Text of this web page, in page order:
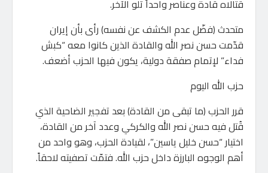
قتالاه قادة وعناصر واحداً تلو الآخر.
متحدث (فضّل عدم الكشف عن نفسه) رأى بأن إيران
قدّمت حسن نصر الله والقادة الذين كانوا معه “كبش
فداء” لإتمام صفقة دولية، يكون فيها الحزب أضعف.
حزب الله اليوم
قرر الحزب (ما تبقى من القادة) بعد تفجير الضاحية الذي
قُتل فيه حسن نصر الله والكركي وعدد آخر من القادة،
اختيار “حسن خليل ياسين”، لقيادة الحزب، وهو واحد من
أهم الوجوه البارزة داخل حزب الله. فتمّت تصفيته لاحقاً.